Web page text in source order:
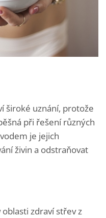
široké uznání, protože
při řešení různých
je jejich
živin a odstraňovat
zdraví střev z